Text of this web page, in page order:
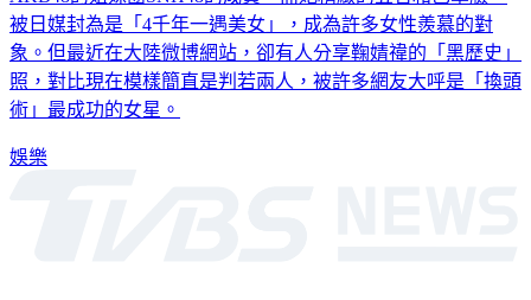
被日媒封為是「4千年一遇美女」，成為許多女性羨慕的對
象。但最近在大陸微博網站，卻有人分享鞠婧禕的「黑歷史」
照，對比現在模樣簡直是判若兩人，被許多網友大呼是「換頭
術」最成功的女星。
娛樂